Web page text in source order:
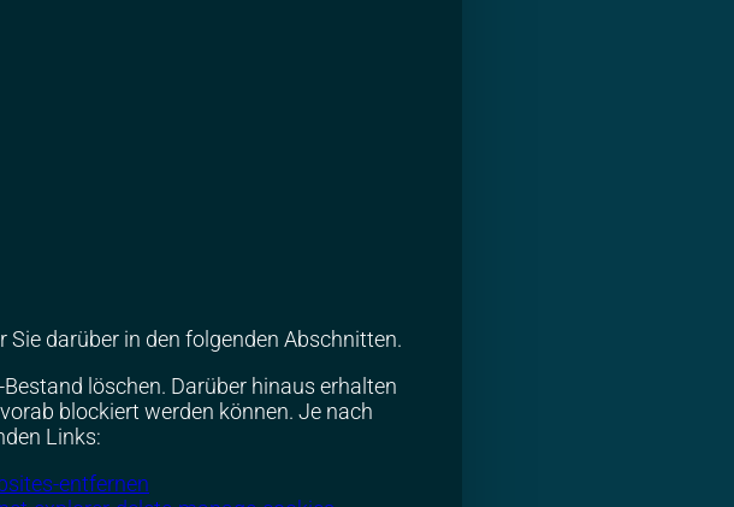
darüber in den folgenden Abschnitten.
löschen. Darüber hinaus erhalten
blockiert werden können. Je nach
Links:
entfernen